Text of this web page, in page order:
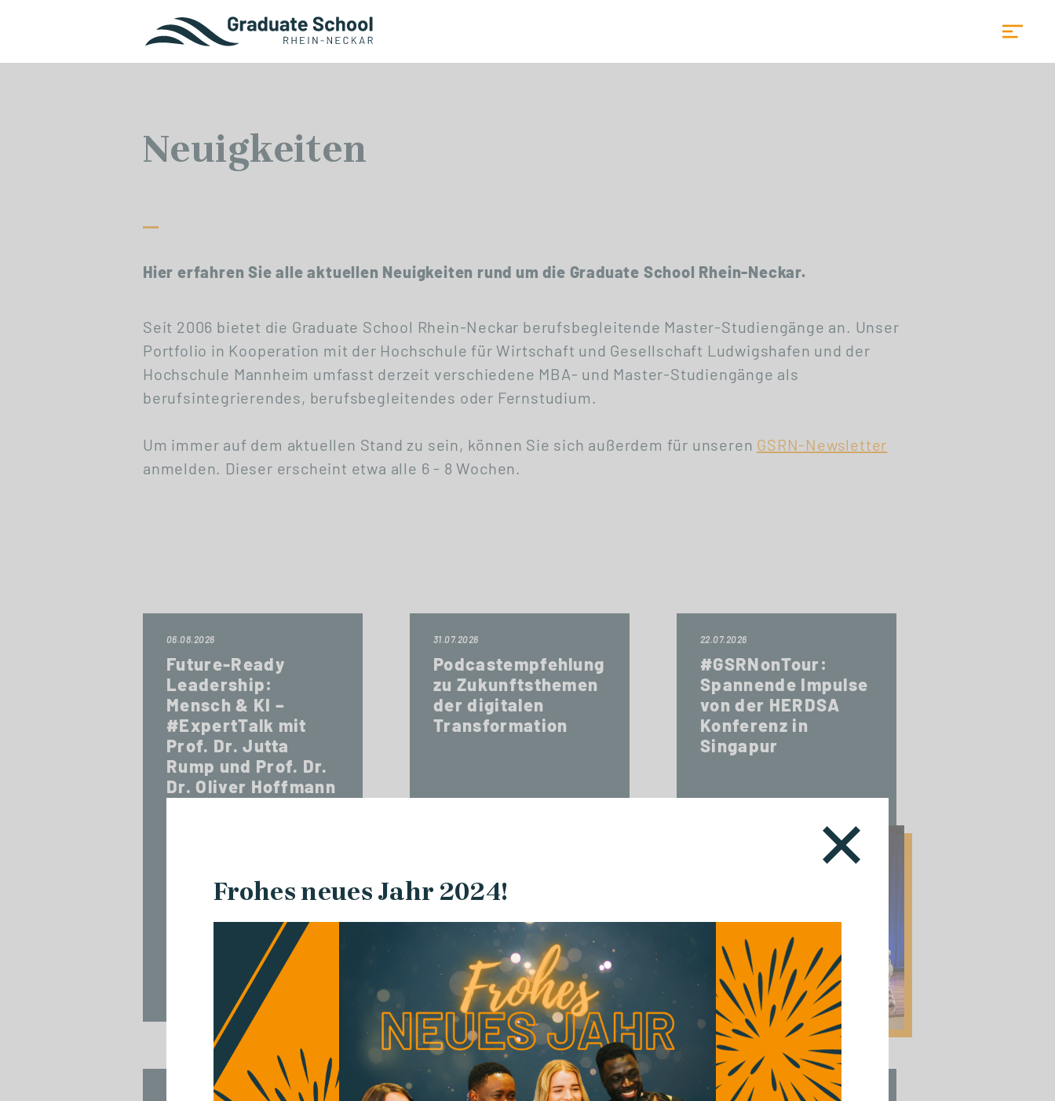
Neuigkeiten
Hier erfahren Sie alle aktuellen Neuigkeiten rund um die Graduate School Rhein-Neckar.
Seit 2006 bietet die Graduate School Rhein-Neckar berufsbegleitende Master-Studiengänge an. Unser
Portfolio in Kooperation mit der Hochschule für Wirtschaft und Gesellschaft Ludwigshafen und der
Hochschule Mannheim umfasst derzeit verschiedene MBA- und Master-Studiengänge als
berufsintegrierendes, berufsbegleitendes oder Fernstudium.
Um immer auf dem aktuellen Stand zu sein, können Sie sich außerdem für unseren GSRN-Newsletter
anmelden. Dieser erscheint etwa alle 6 - 8 Wochen.
06.08.2026
Future-Ready
Leadership:
Mensch & KI –
#ExpertTalk mit
Prof. Dr. Jutta
Rump und Prof. Dr.
Dr. Oliver Hoffmann
31.07.2026
Podcastempfehlung
zu Zukunftsthemen
der digitalen
Transformation
22.07.2026
#GSRNonTour:
Spannende Impulse
von der HERDSA
Konferenz in
Singapur
01.07.2026 24.06.2026
Frohes neues Jahr 2024!